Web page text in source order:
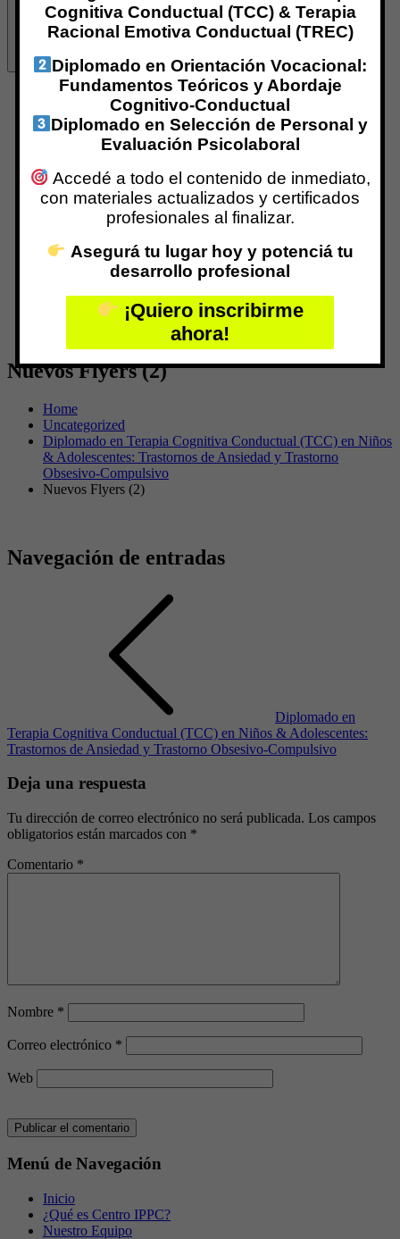
Inicio
¿Qué es Centro IPPC?
Nuestro Equipo
Marina Galimberti
Programas de Certificación
Formación Virtual
Formaciones Vía Zoom
Formación Presencial
Grupos de Supervisión
RED INTERNACIONAL
Centro IPPC TREC
Centro CPPA
Profesionales Certificados
Nuevos Flyers (2)
Home
Uncategorized
Diplomado en Terapia Cognitiva Conductual (TCC) en Niños
& Adolescentes: Trastornos de Ansiedad y Trastorno
Obsesivo-Compulsivo
Nuevos Flyers (2)
Navegación de entradas
Diplomado en
Terapia Cognitiva Conductual (TCC) en Niños & Adolescentes:
Trastornos de Ansiedad y Trastorno Obsesivo-Compulsivo
Deja una respuesta
Tu dirección de correo electrónico no será publicada. Los campos
obligatorios están marcados con *
Comentario *
Nombre *
Correo electrónico *
Web
Menú de Navegación
Inicio
¿Qué es Centro IPPC?
Nuestro Equipo
Cognitiva Conductual (TCC) & Terapia
Racional Emotiva Conductual (TREC)
Diplomado en Orientación Vocacional:
Fundamentos Teóricos y Abordaje
Cognitivo-Conductual
Diplomado en Selección de Personal y
Evaluación Psicolaboral
Accedé a todo el contenido de inmediato,
con materiales actualizados y certificados
profesionales al finalizar.
Asegurá tu lugar hoy y potenciá tu
desarrollo profesional
¡Quiero inscribirme
ahora!